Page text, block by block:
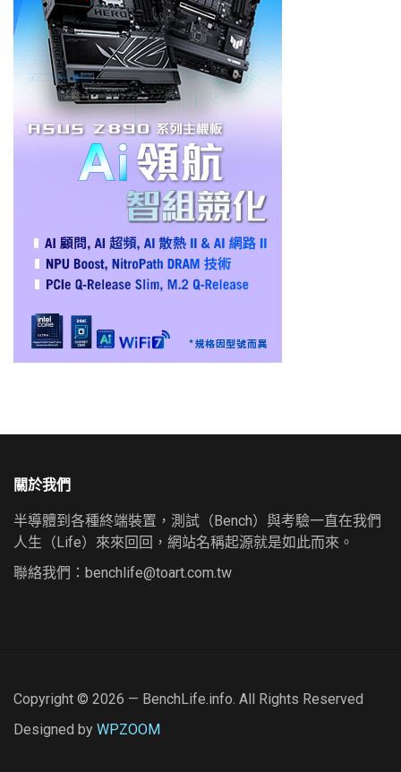
關於我們
半導體到各種終端裝置，測試（Bench）與考驗一直在我們
人生（Life）來來回回，網站名稱起源就是如此而來。
聯絡我們： benchlife@toart.com.tw
Copyright © 2026 — BenchLife.info. All Rights Reserved
Designed by WPZOOM